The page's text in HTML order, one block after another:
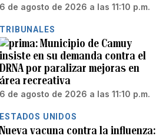
6 de agosto de 2026 a las 11:10 p.m.
TRIBUNALES
Municipio de Camuy
insiste en su demanda contra el
DRNA por paralizar mejoras en
área recreativa
6 de agosto de 2026 a las 11:10 p.m.
ESTADOS UNIDOS
Nueva vacuna contra la influenza: